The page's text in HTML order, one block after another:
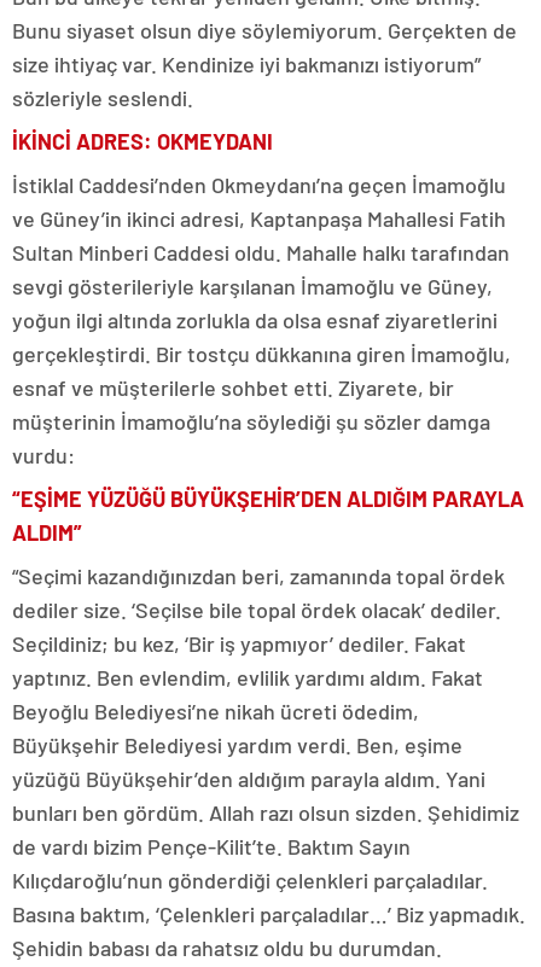
Bunu siyaset olsun diye söylemiyorum. Gerçekten de
size ihtiyaç var. Kendinize iyi bakmanızı istiyorum”
sözleriyle seslendi.
İKİNCİ ADRES: OKMEYDANI
İstiklal Caddesi’nden Okmeydanı’na geçen İmamoğlu
ve Güney’in ikinci adresi, Kaptanpaşa Mahallesi Fatih
Sultan Minberi Caddesi oldu. Mahalle halkı tarafından
sevgi gösterileriyle karşılanan İmamoğlu ve Güney,
yoğun ilgi altında zorlukla da olsa esnaf ziyaretlerini
gerçekleştirdi. Bir tostçu dükkanına giren İmamoğlu,
esnaf ve müşterilerle sohbet etti. Ziyarete, bir
müşterinin İmamoğlu’na söylediği şu sözler damga
vurdu:
“EŞİME YÜZÜĞÜ BÜYÜKŞEHİR’DEN ALDIĞIM PARAYLA
ALDIM”
“Seçimi kazandığınızdan beri, zamanında topal ördek
dediler size. ‘Seçilse bile topal ördek olacak’ dediler.
Seçildiniz; bu kez, ‘Bir iş yapmıyor’ dediler. Fakat
yaptınız. Ben evlendim, evlilik yardımı aldım. Fakat
Beyoğlu Belediyesi’ne nikah ücreti ödedim,
Büyükşehir Belediyesi yardım verdi. Ben, eşime
yüzüğü Büyükşehir’den aldığım parayla aldım. Yani
bunları ben gördüm. Allah razı olsun sizden. Şehidimiz
de vardı bizim Pençe-Kilit’te. Baktım Sayın
Kılıçdaroğlu’nun gönderdiği çelenkleri parçaladılar.
Basına baktım, ‘Çelenkleri parçaladılar…’ Biz yapmadık.
Şehidin babası da rahatsız oldu bu durumdan.